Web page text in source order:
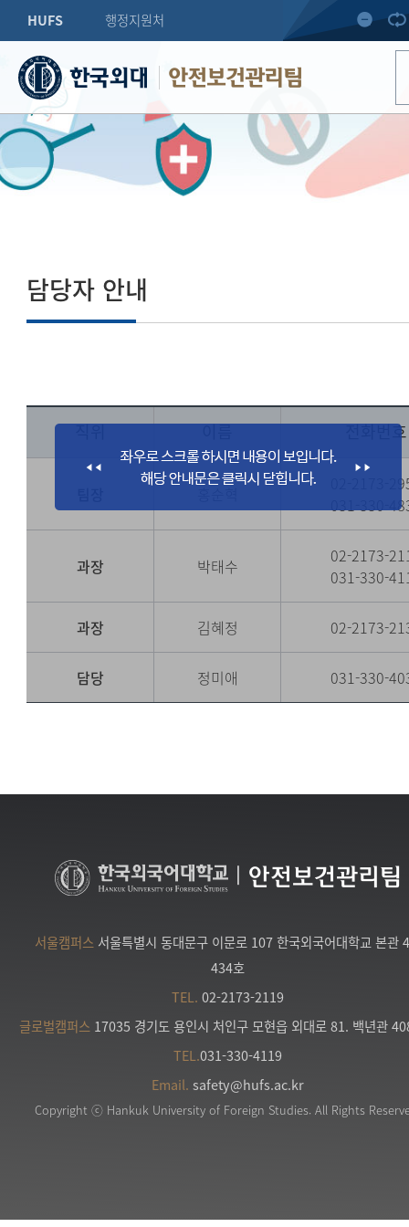
HUFS 행정지원처
안전보건관리팀
담당자 안내
직위 이름 전화번호
02-2173-
031-330-
과장 박태수
02-2173-
031-330-
과장 김혜정 02-2173-
담당 정미애 031-330-
안전보건관리팀
서울캠퍼스 서울특별시 동대문구 이문로 107 한국외국어대학교 본관
434호
TEL. 02-2173-2119
글로벌캠퍼스 17035 경기도 용인시 처인구 모현읍 외대로 81. 백년관
TEL.031-330-4119
Email. safety@hufs.ac.kr
Copyright ⓒ Hankuk University of Foreign Studies. All Rights